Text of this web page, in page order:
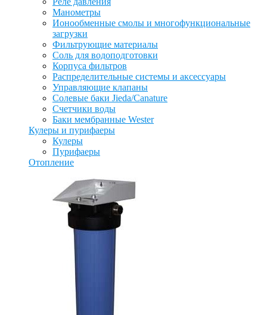
Манометры
Ионообменные смолы и многофункциональные
загрузки
Фильтрующие материалы
Соль для водоподготовки
Корпуса фильтров
Распределительные системы и аксессуары
Управляющие клапаны
Солевые баки Jieda/Canature
Счетчики воды
Баки мембранные Wester
Кулеры и пурифаеры
Кулеры
Пурифаеры
Отопление